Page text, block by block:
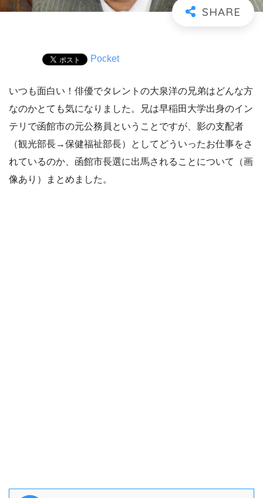
Pocket
いつも面白い！俳優でタレントの大泉洋の兄弟はどんな方
なのかとても気になりました。兄は早稲田大学出身のイン
テリで函館市の元公務員ということですが、影の支配者
（観光部長→保健福祉部長）としてどういったお仕事をさ
れているのか、函館市長選に出馬されることについて（画
像あり）まとめました。